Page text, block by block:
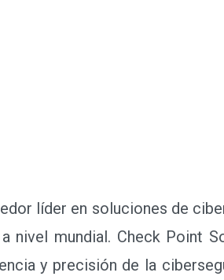
líder en soluciones de
nivel mundial. Check Point
y precisión de la